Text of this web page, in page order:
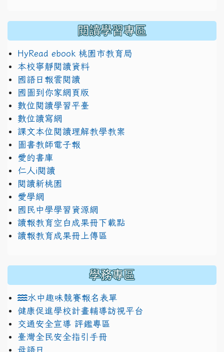
閱讀學習專區
HyRead ebook 桃園市教育局
本校寧靜閱讀資料
國語日報雲閱讀
國圖到你家網頁版
數位閱讀學習平臺
數位讀寫網
課文本位閱讀理解教學教案
圖書教師電子報
愛的書庫
仁人i閱讀
閱讀新桃園
愛學網
國民中學學習資源網
讀報教育空白成果冊下載點
讀報教育成果冊上傳區
學務專區
水中趣味競賽報名表單
健康促進學校計畫輔導訪視平台
交通安全宣導 評鑑專區
臺灣全民安全指引手冊
母語日